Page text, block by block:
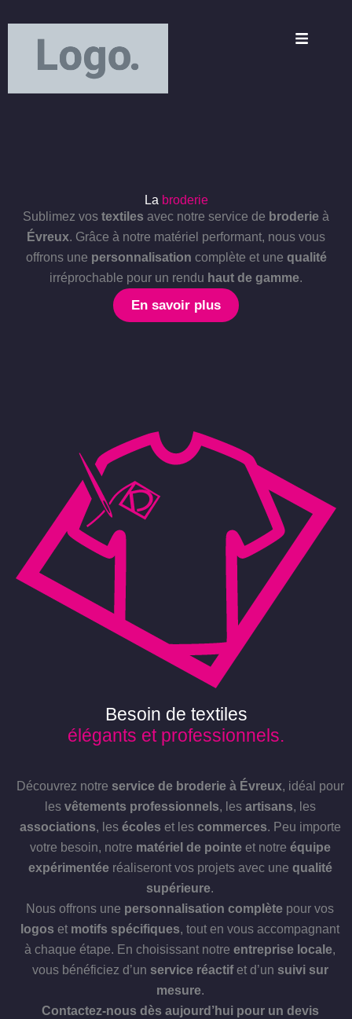
La broderie
Sublimez vos textiles avec notre service de broderie à
Évreux. Grâce à notre matériel performant, nous vous
offrons une personnalisation complète et une qualité
irréprochable pour un rendu haut de gamme.
En savoir plus
Besoin de textiles
élégants et professionnels.
Découvrez notre service de broderie à Évreux, idéal pour
les vêtements professionnels, les artisans, les
associations, les écoles et les commerces. Peu importe
votre besoin, notre matériel de pointeet notre équipe
expérimentéeréaliseront vos projets avec une qualité
supérieure.
Nous offrons une personnalisation complète pour vos
logos et motifs spécifiques, tout en vous accompagnant
à chaque étape. En choisissant notre entreprise locale,
vous bénéficiez d’un service réactifet d’un suivi sur
mesure.
Contactez-nous dès aujourd’hui pour un devis